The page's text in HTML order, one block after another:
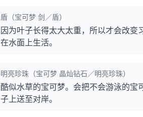
盾（宝可梦 剑／盾）
因为叶子长得太大太重，所以才会改变
在水面上生活。
明亮珍珠（宝可梦 晶灿钻石／明亮珍珠）
酷似水草的宝可梦。会把不会游泳的宝
子上送至对岸。